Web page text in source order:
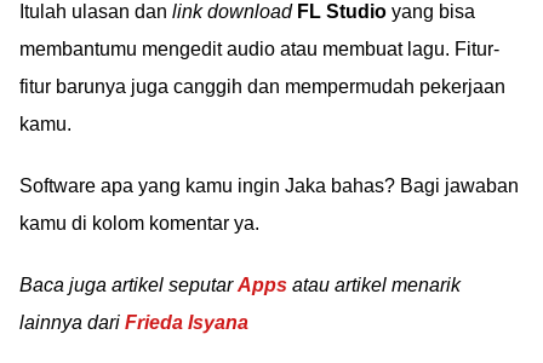
Itulah ulasan dan link download FL Studio yang bisa
membantumu mengedit audio atau membuat lagu. Fitur-
fitur barunya juga canggih dan mempermudah pekerjaan
kamu.
Software apa yang kamu ingin Jaka bahas? Bagi jawaban
kamu di kolom komentar ya.
Baca juga artikel seputarApps atau artikel menarik
lainnya dari Frieda Isyana